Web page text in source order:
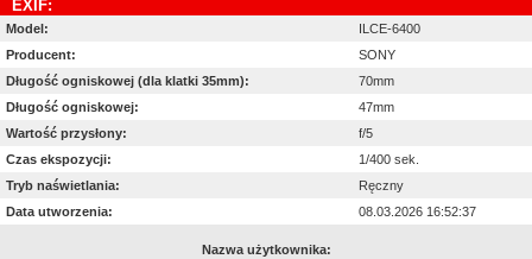
EXIF:
Model:
ILCE-6400
Producent:
SONY
Długość ogniskowej (dla klatki 35mm):
70mm
Długość ogniskowej:
47mm
Wartość przysłony:
f/5
Czas ekspozycji:
1/400 sek.
Tryb naświetlania:
Ręczny
Data utworzenia:
08.03.2026 16:52:37
Nazwa użytkownika: